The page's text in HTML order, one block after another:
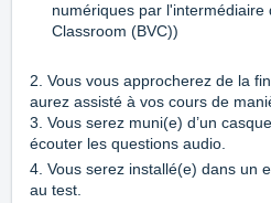
numériques par l'intermédiaire
Classroom (BVC))
2. Vous vous approcherez de la
aurez assisté à vos cours de
3. Vous serez muni(e) d’un
écouter les questions audio.
4. Vous serez installé(e) dans un
au test.